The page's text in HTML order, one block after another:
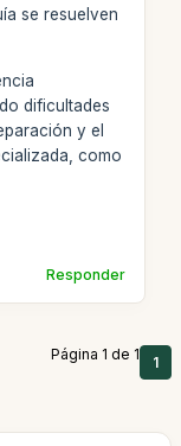
se resuelven
dificultades
y el
como
Responder
Página 1 de 1 1